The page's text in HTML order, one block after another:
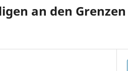
an den